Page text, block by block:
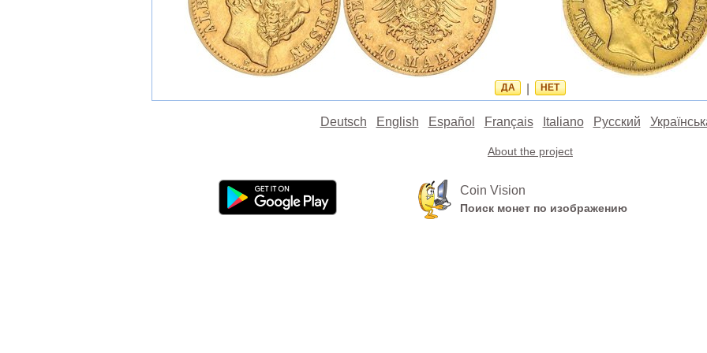
ДА НЕТ
Deutsch English Español Français Italiano Русский
About the project
Coin Vision
Поиск монет по изображению